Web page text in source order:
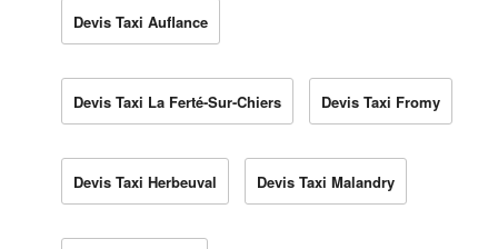
Devis Taxi Auflance
Devis Taxi La Ferté-Sur-Chiers Devis Taxi Fromy
Devis Taxi Herbeuval Devis Taxi Malandry